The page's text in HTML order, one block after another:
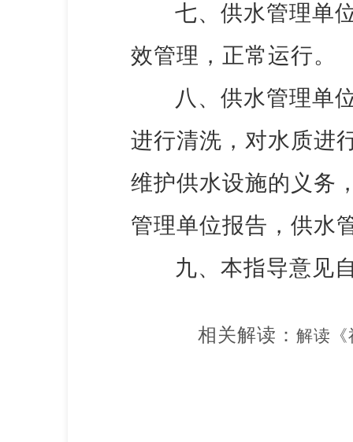
七、供水管理单
效管理，正常运行。
八、供水管理单
进行清洗，对水质进
维护供水设施的义务
管理单位报告，供水
九、本指导意见
相关解读： 解读《